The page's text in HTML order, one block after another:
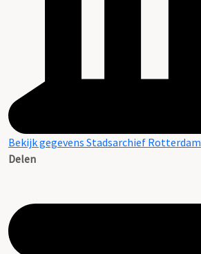
Bekijk gegevens Stadsarchief Rotterdam
Delen